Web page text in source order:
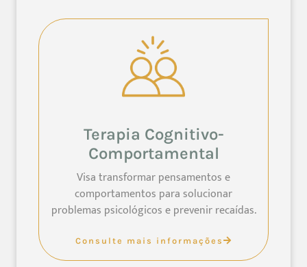
Terapia Cognitivo-
Comportamental
Visa transformar pensamentos e
comportamentos para solucionar
problemas psicológicos e prevenir recaídas.
Consulte mais informações